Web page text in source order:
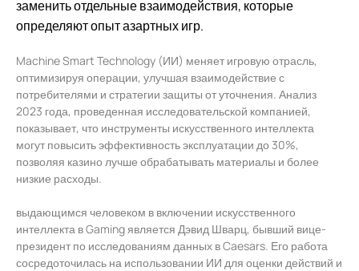
заменить отдельные взаимодействия, которые
определяют опыт азартных игр.
Machine Smart Technology (ИИ) меняет игровую отрасль,
оптимизируя операции, улучшая взаимодействие с
потребителями и стратегии защиты от уточнения. Анализ
2023 года, проведенная исследовательской компанией,
показывает, что инструменты искусственного интеллекта
могут повысить эффективность эксплуатации до 30%,
позволяя казино лучше обрабатывать материалы и более
низкие расходы.
выдающимся человеком в включении искусственного
интеллекта в Gaming является Дэвид Шварц, бывший вице-
президент по исследованиям данных в Caesars. Его работа
сосредоточилась на использовании ИИ для оценки действий и